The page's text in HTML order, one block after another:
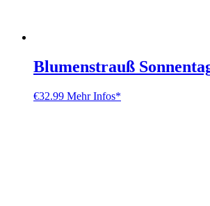
Blumenstrauß
€32.99 Mehr Infos*